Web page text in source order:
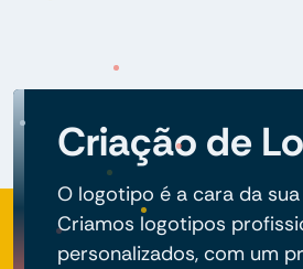
Criação de
O logotipo é a cara da
Criamos logotipos
personalizados, com um